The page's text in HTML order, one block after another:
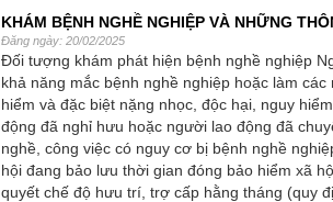
KHÁM BỆNH NGHỀ NGHIỆP VÀ NHỮNG
Đăng ngày: 20/02/2025
Đối tượng khám phát hiện bệnh nghề nghiệp
khả năng mắc bệnh nghề nghiệp hoặc làm
hiểm và đặc biệt nặng nhọc, độc hại, nguy
động đã nghỉ hưu hoặc người lao động đã
nghề, công việc có nguy cơ bị bệnh nghề
hội đang bảo lưu thời gian đóng bảo hiểm xã
quyết chế độ hưu trí, trợ cấp hằng tháng (quy